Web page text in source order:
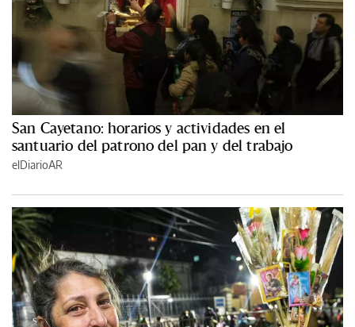
San Cayetano: horarios y actividades en el
santuario del patrono del pan y del trabajo
elDiarioAR